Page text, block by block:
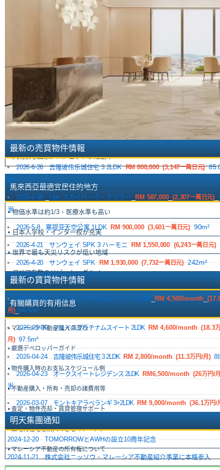
• m²単価は格安、ローン購入も可能
• マレーシア不動産所有の目的・利点
馬來西亞最適合投資
• マレーシアは「東南アの優等生」
• 中東マネー、チャイナマネーの流入
• 大規模な国家プロジェクトが始動中
馬來西亞最適宜居住的地方
• 物価水準は約1/3、医療水準も高い
• 日本人学校・インター校が充実
• 世界で最も天災リスクが低い地域
• アジア有数のリゾート・グルメ...
有關購買的有用信息
• マレーシア不動産購入の流れ
• 厳選デベロッパーガイド
• 物件購入時のお支払スケジュール例
• 不動産購入・所有・売却の諸費用等
• 査定，物件売却・賃貸管理サポート
• 土地付住宅を購入できるマレーシア
• マレーシア不動産の所有権について
最新の売買物件情報
2026-6-26_吉隆坡伟乐城住宅 3 2LDK_RM 800,000_(3,147一萬日元)_
米
2026-6-18 Lido スカイパーク・ケプラー _RM 587,000_(2,307一萬日元)
米
2026-5-8 _塞提亚天空公寓 1LDK _RM 900,000_(3,601一萬日元) 90m²
2026-4-21_サンウェイ SPK 3 ハーモニ_RM 1,550,000_(6,243一萬日元)_
2026-4-20_サンウェイ SPK_RM 1,930,000_(7,732一萬日元)_242m²
最新の賃貸物件情報
2026-06-19_ フェイスプラチナムスイート 1+1LDK RM 4,500/month
月 ) 84.5m²
2026-05-06_フェイスプラチナムスイート 2LDK RM 4,600/month (18.3
月)_97.5m²
2026-04-24 吉隆坡伟乐城住宅 3 2LDK RM 2,800/month (11.3万円/月 )
2026-04-23 _オークスイートレジデンス 2LDK RM6,500/month (26万円/
米
2026-03-07 モントキアラペランギ 3+2LDK RM 9,000/month (36.1万円/
明天集團通知
2024-12-20_TOMORROWとAWHの設立10周年記念
2024-11-21 株式会社ニッソウ、マレーシア不動産紹介事業に本格参入